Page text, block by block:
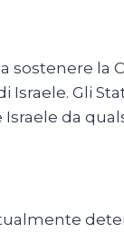
sostenere la
Gli
da